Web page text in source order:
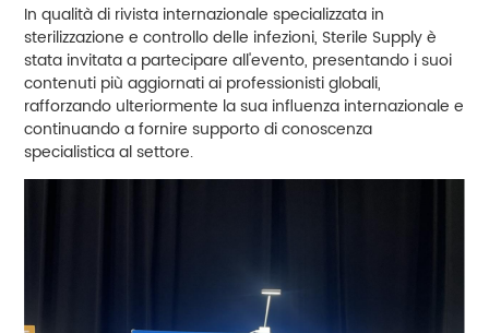
In qualità di rivista internazionale specializzata in
sterilizzazione e controllo delle infezioni, Sterile Supplyè
stata invitata a partecipare all'evento, presentando i suoi
contenuti più aggiornati ai professionisti globali,
rafforzando ulteriormente la sua influenza internazionale e
continuando a fornire supporto di conoscenza
specialistica al settore.